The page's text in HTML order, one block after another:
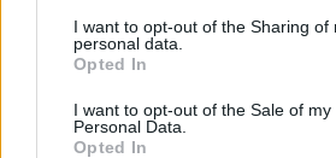
I want to opt-out of the Sharing of
personal data.
Opted In
I want to opt-out of the Sale of my
Personal Data.
Opted In
paradicsomnövények
betakarításával kezdem, biztosan
Rooby
augusztus 9, 2026